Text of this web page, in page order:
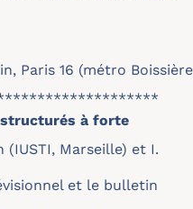
Paris 16 (métro Boissière
à forte
(IUSTI, Marseille) et I.
et le bulletin